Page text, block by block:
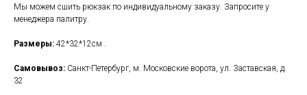
Мы можем сшить рюкзак по индивидуальному заказу. Запросите у
менеджера палитру.
Размеры: 42*32*12см .
Самовывоз: Санкт-Петербург, м. Московские ворота, ул. Заставская, д.
32